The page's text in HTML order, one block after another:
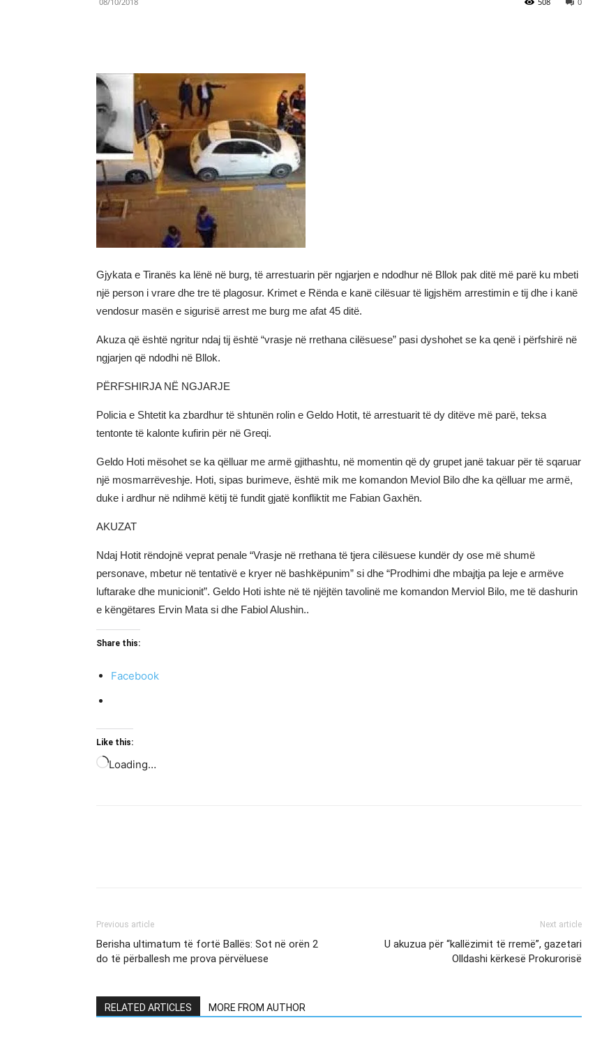
Gjykata e Tiranës ka lënë në burg, të arrestuarin për ngjarjen e ndodhur në Bllok pak ditë më parë ku mbeti
një person i vrare dhe tre të plagosur. Krimet e Rënda e kanë cilësuar të ligjshëm arrestimin e tij dhe i kanë
vendosur masën e sigurisë arrest me burg me afat 45 ditë.
Akuza që është ngritur ndaj tij është “vrasje në rrethana cilësuese” pasi dyshohet se ka qenë i përfshirë në
ngjarjen që ndodhi në Bllok.
PËRFSHIRJA NË NGJARJE
Policia e Shtetit ka zbardhur të shtunën rolin e Geldo Hotit, të arrestuarit të dy ditëve më parë, teksa
tentonte të kalonte kufirin për në Greqi.
Geldo Hoti mësohet se ka qëlluar me armë gjithashtu, në momentin që dy grupet janë takuar për të sqaruar
një mosmarrëveshje. Hoti, sipas burimeve, është mik me komandon Meviol Bilo dhe ka qëlluar me armë,
duke i ardhur në ndihmë këtij të fundit gjatë konfliktit me Fabian Gaxhën.
AKUZAT
Ndaj Hotit rëndojnë veprat penale “Vrasje në rrethana të tjera cilësuese kundër dy ose më shumë
personave, mbetur në tentativë e kryer në bashkëpunim” si dhe “Prodhimi dhe mbajtja pa leje e armëve
luftarake dhe municionit”. Geldo Hoti ishte në të njëjtën tavolinë me komandon Merviol Bilo, me të dashurin
e këngëtares Ervin Mata si dhe Fabiol Alushin..
Share this:
Facebook
Like this:
Loading…
Previous article
Berisha ultimatum të fortë Ballës: Sot në orën 2
do të përballesh me prova përvëluese
Next article
U akuzua për “kallëzimit të rremë”, gazetari
Olldashi kërkesë Prokurorisë
RELATED ARTICLES MORE FROM AUTHOR